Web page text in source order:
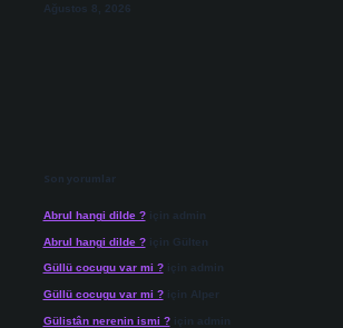
Ağustos 8, 2026
Son yorumlar
Abrul hangi dilde ?için admin
Abrul hangi dilde ?için Gülten
Güllü cocugu var mi ?için admin
Güllü cocugu var mi ?için Alper
Gülistân nerenin ismi ?için admin